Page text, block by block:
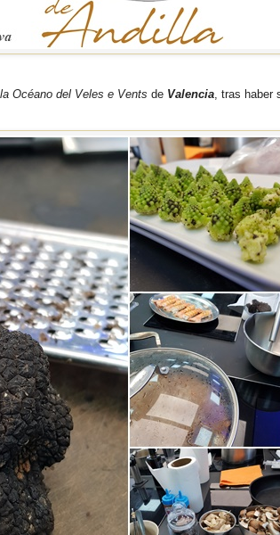
Océano del Veles e Vents de Valencia, tras haber